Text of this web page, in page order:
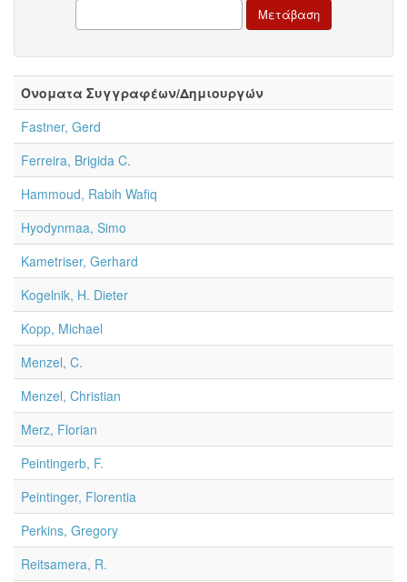
Όνοματα Συγγραφέων/Δημιουργών
Fastner, Gerd
Ferreira, Brigida C.
Hammoud, Rabih Wafiq
Hyodynmaa, Simo
Kametriser, Gerhard
Kogelnik, H. Dieter
Kopp, Michael
Menzel, C.
Menzel, Christian
Merz, Florian
Peintingerb, F.
Peintinger, Florentia
Perkins, Gregory
Reitsamera, R.